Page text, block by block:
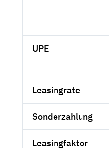
UPE
Leasingrate
Sonderzahlung
Leasingfaktor